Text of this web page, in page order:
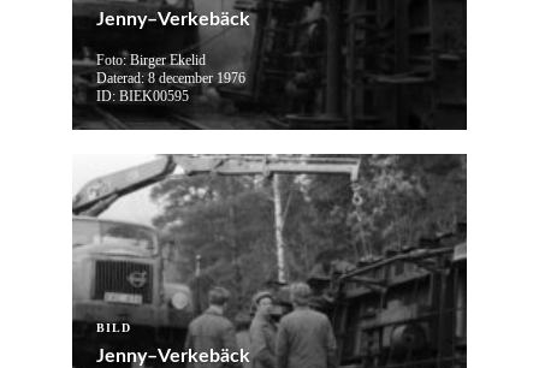
Jenny–Verkebäck
Foto: Birger Ekelid
Daterad: 8 december 1976
ID: BIEK00595
BILD
Jenny–Verkebäck